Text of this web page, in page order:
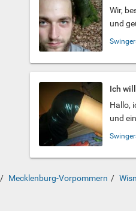
Wir,
und
Ich
Hallo,
und
Mecklenburg-Vorpommern